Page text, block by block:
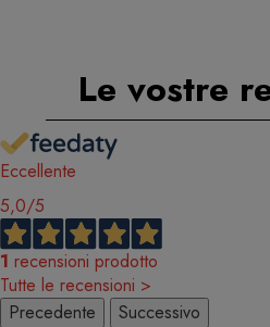
Le vostre
Eccellente
5,0/5
1 recensioni prodotto
Tutte le recensioni >
Precedente
Successivo